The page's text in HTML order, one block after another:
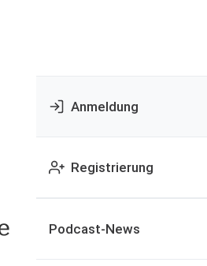
Anmeldung
Registrierung
Podcast-News